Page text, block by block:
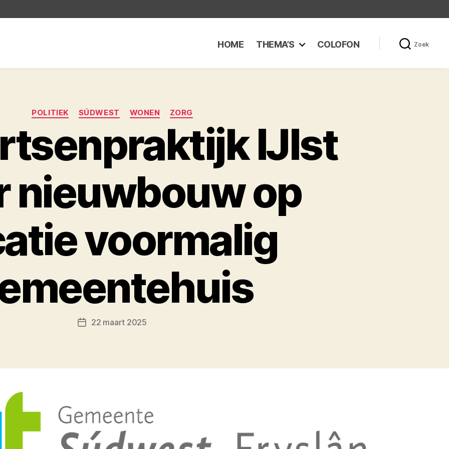
HOME THEMA’S COLOFON Zoek
Categorieën
POLITIEK SÚDWEST WONEN ZORG
IJlst
nieuwbouw op
voormalig
Berichtdatum
22 maart 2025